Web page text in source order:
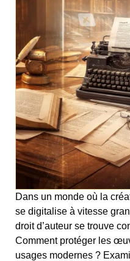
Dans un monde où la
se digitalise à vitesse
droit d’auteur se trouve
Comment protéger les
usages modernes ?